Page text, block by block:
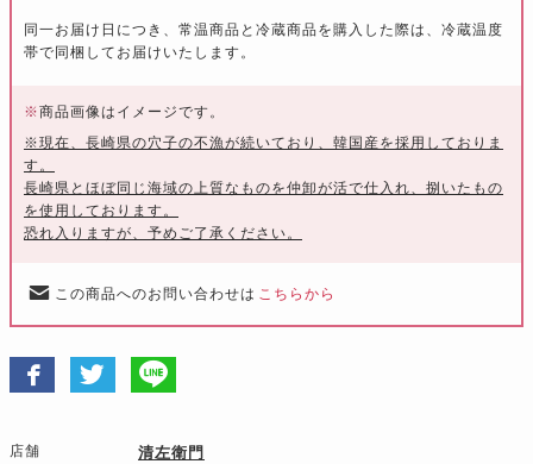
同一お届け日につき、常温商品と冷蔵商品を購入した際は、冷蔵温度
帯で同梱してお届けいたします。
※商品画像はイメージです。
※現在、長崎県の穴子の不漁が続いており、韓国産を採用しておりま
す。
長崎県とほぼ同じ海域の上質なものを仲卸が活で仕入れ、捌いたもの
を使用しております。
恐れ入りますが、予めご了承ください。
この商品へのお問い合わせは こちらから
店舗 清左衛門